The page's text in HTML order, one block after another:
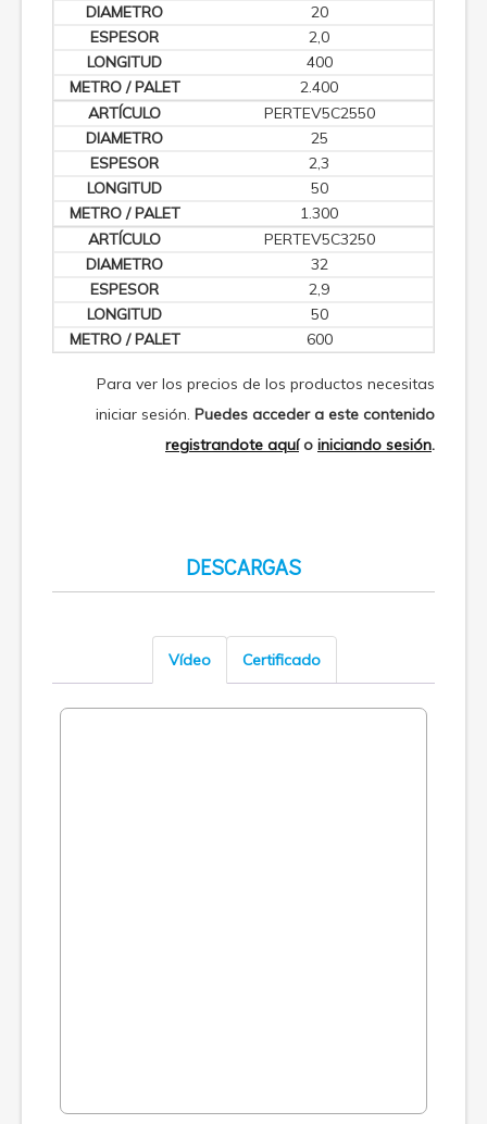
20
2,0
400
2.400
PERTEV5C2550
25
2,3
50
1.300
PERTEV5C3250
32
2,9
50
600
Para ver los precios de los productos necesitas
iniciar sesión. Puedes acceder a este contenido
registrandote aquío iniciando sesión.
DESCARGAS
Vídeo Certificado